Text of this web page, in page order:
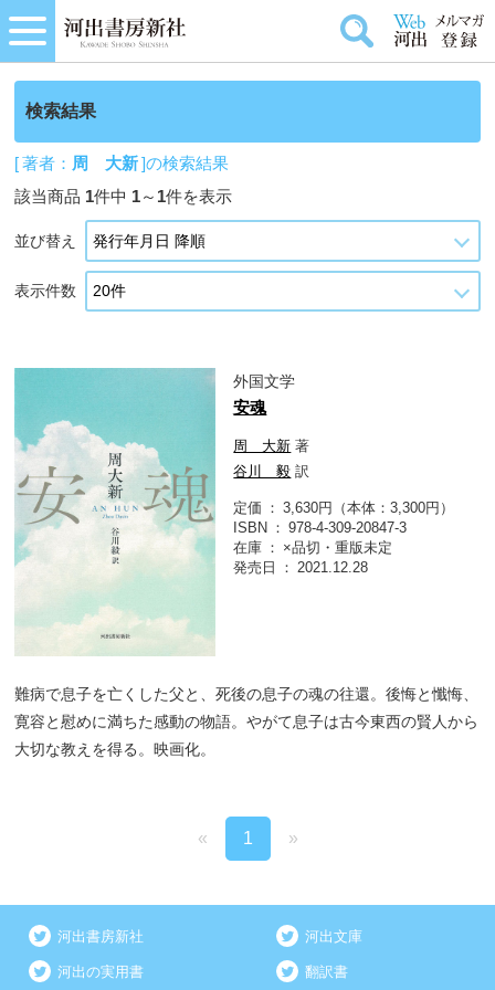
検索結果
[ 著者： 周 大新]の検索結果
該当商品 1件中 1～ 1件を表示
並び替え
表示件数
外国文学
安魂
周 大新 著
谷川 毅 訳
定価
3,630円（本体：3,300円）
ISBN
978-4-309-20847-3
在庫
×品切・重版未定
発売日
2021.12.28
難病で息子を亡くした父と、死後の息子の魂の往還。後悔と懺悔、
寛容と慰めに満ちた感動の物語。やがて息子は古今東西の賢人から
大切な教えを得る。映画化。
« 1 »
河出書房新社 河出文庫
河出の実用書 翻訳書